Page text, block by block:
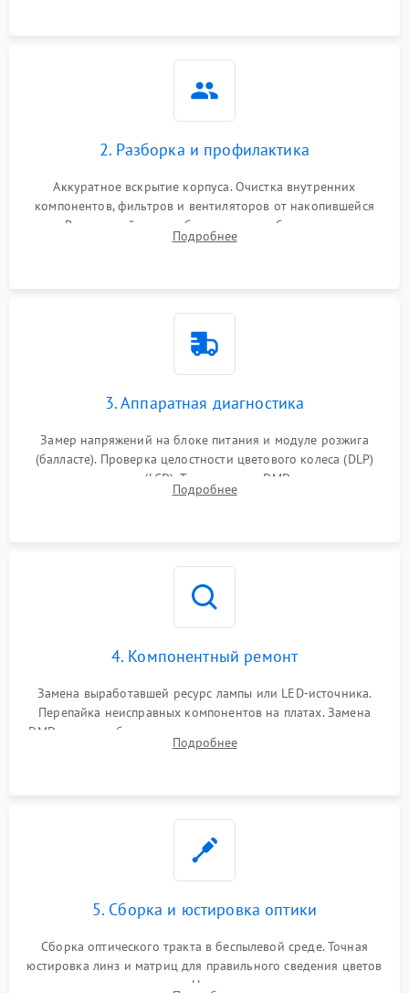
2. Разборка и профилактика
Аккуратное вскрытие корпуса. Очистка внутренних
компонентов, фильтров и вентиляторов от накопившейся
пыли. Визуальный осмотр блока питания, балласта лампы и
материнской платы на наличие прогаров или вздутых
Подробнее
3. Аппаратная диагностика
Замер напряжений на блоке питания и модуле розжига
(балласте). Проверка целостности цветового колеса (DLP)
или поляризаторов (LCD). Тестирование DMD-чипа, датчиков
температуры и оптопар с помощью мультиметра и
Подробнее
4. Компонентный ремонт
Замена выработавшей ресурс лампы или LED-источника.
Перепайка неисправных компонентов на платах. Замена
DMD-чипа при битых пикселях, установка нового цветового
колеса или восстановление сгоревших поляризационных
Подробнее
5. Сборка и юстировка оптики
Сборка оптического тракта в беспылевой среде. Точная
юстировка линз и матриц для правильного сведения цветов
и устранения размытия. Надежное подключение всех